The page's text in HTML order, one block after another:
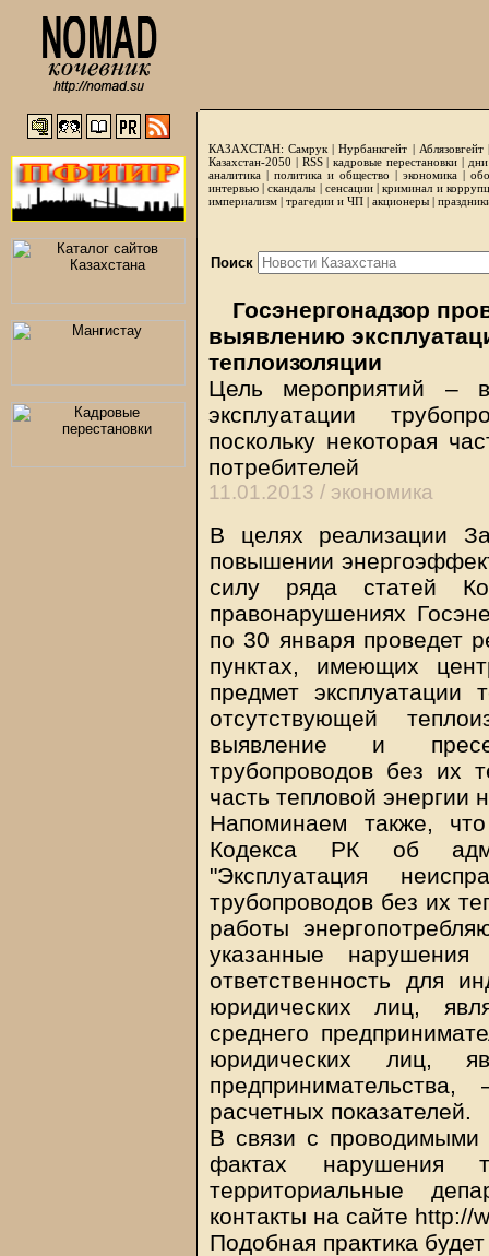
КАЗАХСТАН: Самрук |Нурбанкгейт | Аблязовгейт
Казахстан-2050 | RSS|кадровые перестановки|
аналитика | политика и общество | экономика |
интервью |скандалы | сенсации|криминал и
империализм | трагедии и ЧП | акционеры |
Поиск
Госэнергонадзор
выявлению
теплоизоляции
Цель мероприятий –
эксплуатации
поскольку некоторая
потребителей
11.01.2013 / экономика
В целях реализации
повышении
силу ряда статей
правонарушениях
по 30 января проведет
пунктах, имеющих
предмет
отсутствующей
выявление и
трубопроводов без их
часть тепловой энергии
Напоминаем также,
Кодекса РК об
"Эксплуатация
трубопроводов без их
работы
указанные нарушения
ответственность для
юридических лиц,
среднего
юридических лиц,
расчетных показателей.
В связи с проводимыми
фактах нарушения
территориальные
контакты на сайте http://
Подобная практика